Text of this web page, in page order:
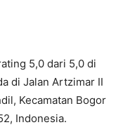
5,0 dari 5,0 di
di Jalan Artzimar II
Kecamatan Bogor
Indonesia.